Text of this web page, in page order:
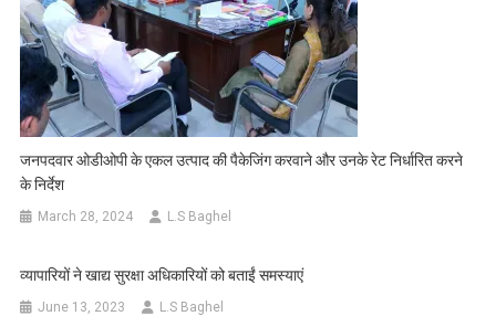
जनपदवार ओडीओपी के एकल उत्पाद की पैकेजिंग करवाने और उनके रेट निर्धारित करने
के निर्देश
March 28, 2024 L.S Baghel
व्यापारियों ने खाद्य सुरक्षा अधिकारियों को बताईं समस्याएं
June 13, 2023 L.S Baghel